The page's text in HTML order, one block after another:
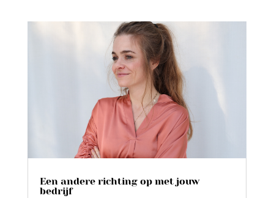
Een andere richting op met jouw
bedrijf